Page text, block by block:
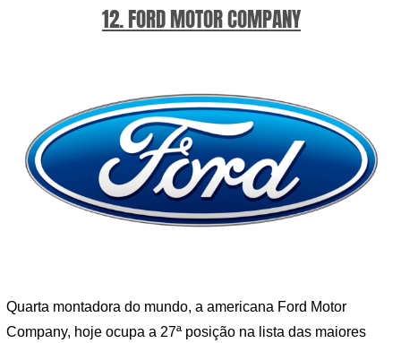
12. FORD MOTOR COMPANY
Quarta montadora do mundo, a americana Ford Motor
Company, hoje ocupa a 27ª posição na lista das maiores